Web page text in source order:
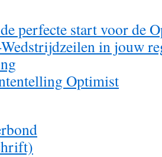
perfecte start voor de
in jouw
Optimist